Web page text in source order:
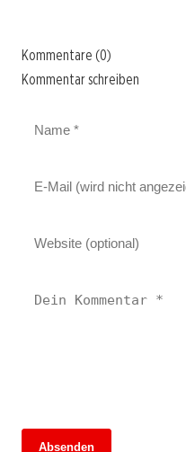
Kommentare (0)
Kommentar schreiben
Absenden